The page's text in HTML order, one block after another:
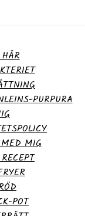
PURPURA
MIG
POT